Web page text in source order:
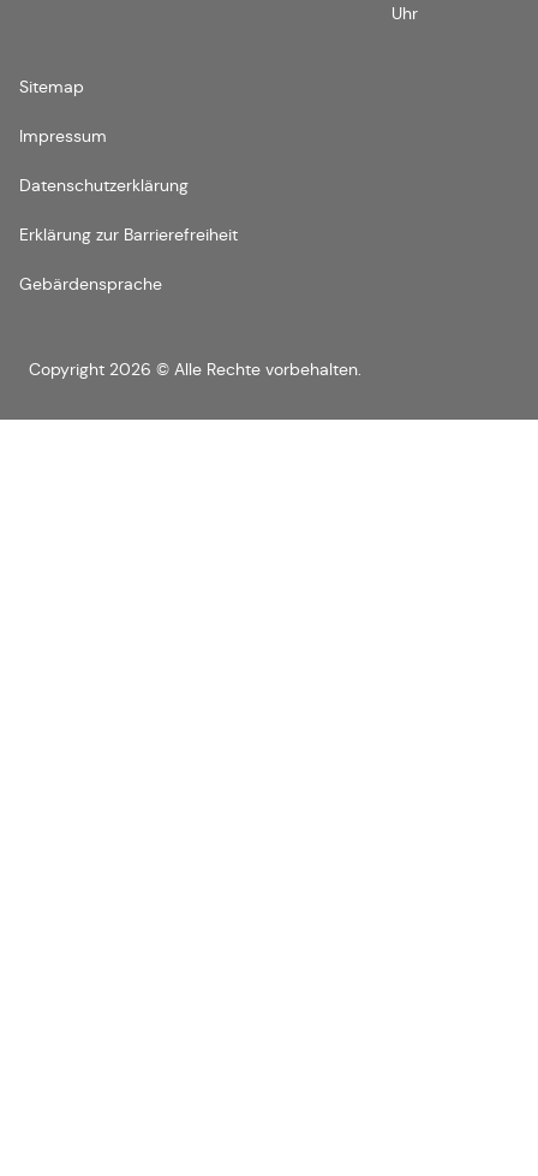
Uhr
Sitemap
Impressum
Datenschutzerklärung
Erklärung zur Barrierefreiheit
Gebärdensprache
Copyright 2026 © Alle Rechte vorbehalten.